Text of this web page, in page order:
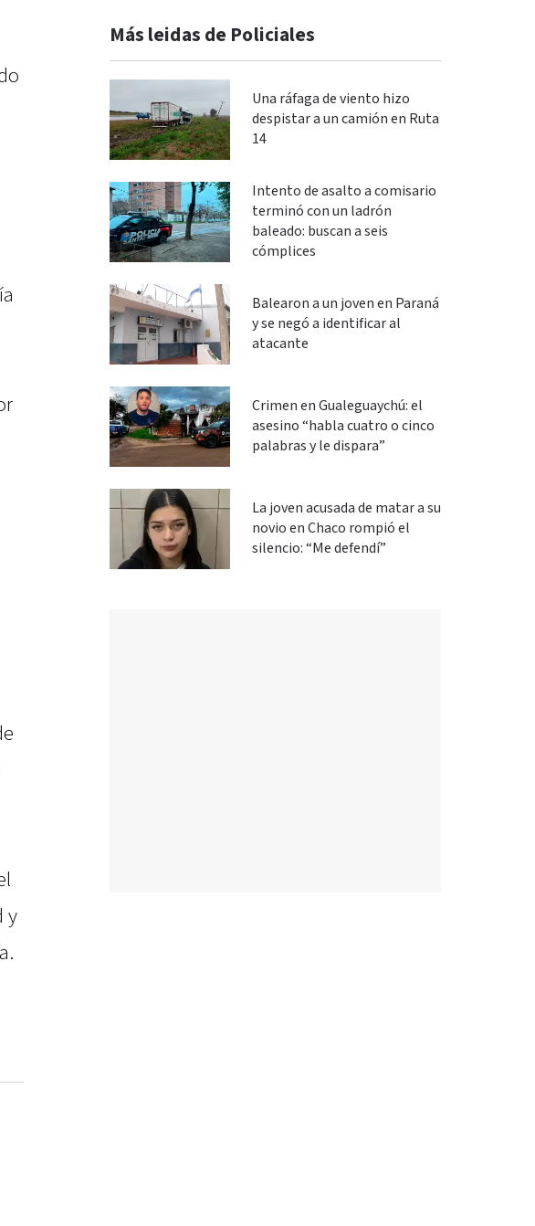
y
Más leidas de Policiales
Una ráfaga de viento hizo
despistar a un camión en Ruta
14
Intento de asalto a comisario
terminó con un ladrón
baleado: buscan a seis
cómplices
Balearon a un joven en Paraná
y se negó a identificar al
atacante
Crimen en Gualeguaychú: el
asesino “habla cuatro o cinco
palabras y le dispara”
La joven acusada de matar a su
novio en Chaco rompió el
silencio: “Me defendí”